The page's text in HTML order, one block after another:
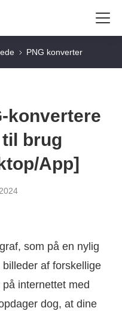
PNG konverter
konvertere
brug
App]
som på en nylig
af forskellige
internettet med
dog, at dine